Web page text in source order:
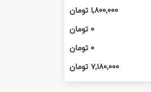
۱,۸۰۰,۰۰۰ تومان
0تومان
0تومان
۷,۱۸۰,۰۰۰تومان